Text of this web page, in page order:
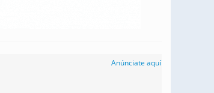
Anúnciate aquí